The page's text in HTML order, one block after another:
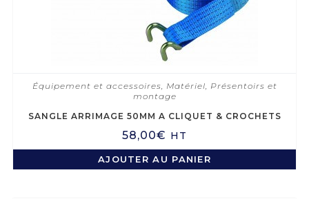
Équipement et accessoires Matériel Présentoirs et
montage
SANGLE ARRIMAGE 50MM A CLIQUET & CROCHETS
58,00€ HT
AJOUTER AU PANIER